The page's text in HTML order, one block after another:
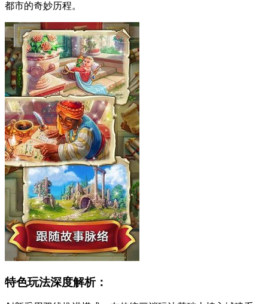
都市的奇妙历程。
特色玩法深度解析：